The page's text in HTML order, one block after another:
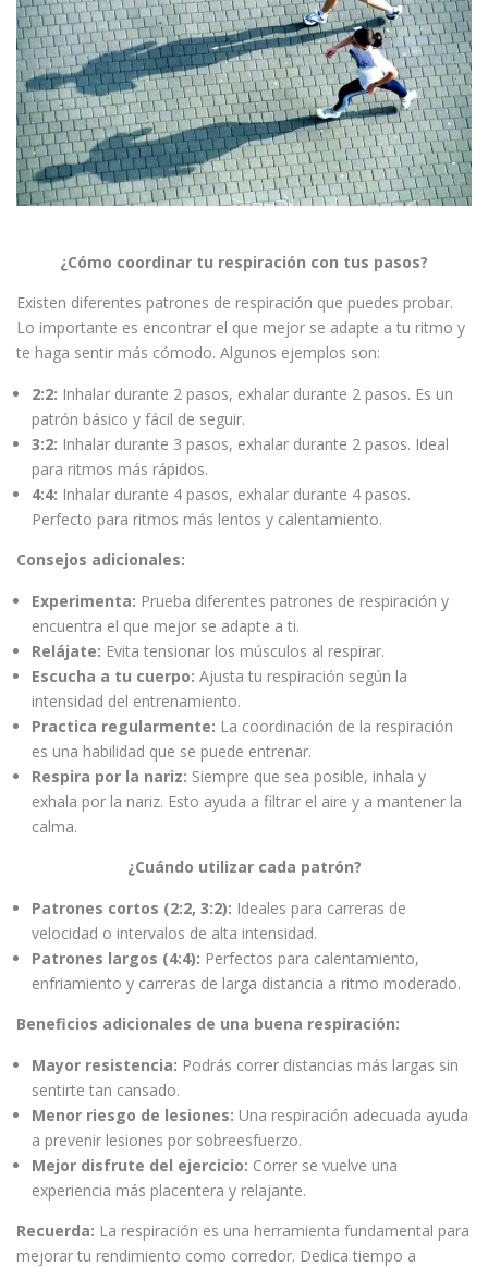
¿Cómo coordinar tu respiración con tus pasos?
Existen diferentes patrones de respiración que puedes probar.
Lo importante es encontrar el que mejor se adapte a tu ritmo y
te haga sentir más cómodo. Algunos ejemplos son:
2:2: Inhalar durante 2 pasos, exhalar durante 2 pasos. Es un
patrón básico y fácil de seguir.
3:2: Inhalar durante 3 pasos, exhalar durante 2 pasos. Ideal
para ritmos más rápidos.
4:4: Inhalar durante 4 pasos, exhalar durante 4 pasos.
Perfecto para ritmos más lentos y calentamiento.
Consejos adicionales:
Experimenta: Prueba diferentes patrones de respiración y
encuentra el que mejor se adapte a ti.
Relájate: Evita tensionar los músculos al respirar.
Escucha a tu cuerpo: Ajusta tu respiración según la
intensidad del entrenamiento.
Practica regularmente: La coordinación de la respiración
es una habilidad que se puede entrenar.
Respira por la nariz: Siempre que sea posible, inhala y
exhala por la nariz. Esto ayuda a filtrar el aire y a mantener la
calma.
¿Cuándo utilizar cada patrón?
Patrones cortos (2:2, 3:2): Ideales para carreras de
velocidad o intervalos de alta intensidad.
Patrones largos (4:4): Perfectos para calentamiento,
enfriamiento y carreras de larga distancia a ritmo moderado.
Beneficios adicionales de una buena respiración:
Mayor resistencia: Podrás correr distancias más largas sin
sentirte tan cansado.
Menor riesgo de lesiones: Una respiración adecuada ayuda
a prevenir lesiones por sobreesfuerzo.
Mejor disfrute del ejercicio: Correr se vuelve una
experiencia más placentera y relajante.
Recuerda: La respiración es una herramienta fundamental para
mejorar tu rendimiento como corredor. Dedica tiempo a